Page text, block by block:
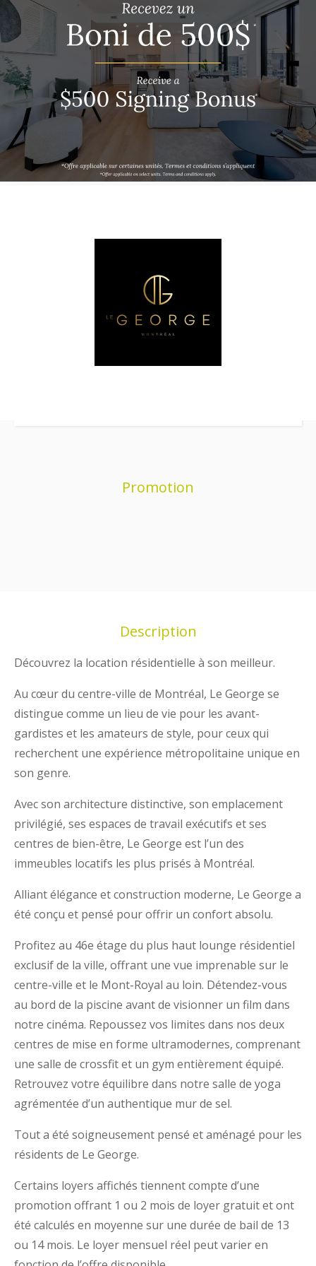
Promotion
Description
Découvrez la location résidentielle à son meilleur.
Au cœur du centre-ville de Montréal, Le George se
distingue comme un lieu de vie pour les avant-
gardistes et les amateurs de style, pour ceux qui
recherchent une expérience métropolitaine unique en
son genre.
Avec son architecture distinctive, son emplacement
privilégié, ses espaces de travail exécutifs et ses
centres de bien-être, Le George est l’un des
immeubles locatifs les plus prisés à Montréal.
Alliant élégance et construction moderne, Le George a
été conçu et pensé pour offrir un confort absolu.
Profitez au 46e étage du plus haut lounge résidentiel
exclusif de la ville, offrant une vue imprenable sur le
centre-ville et le Mont-Royal au loin. Détendez-vous
au bord de la piscine avant de visionner un film dans
notre cinéma. Repoussez vos limites dans nos deux
centres de mise en forme ultramodernes, comprenant
une salle de crossfit et un gym entièrement équipé.
Retrouvez votre équilibre dans notre salle de yoga
agrémentée d’un authentique mur de sel.
Tout a été soigneusement pensé et aménagé pour les
résidents de Le George.
Certains loyers affichés tiennent compte d’une
promotion offrant 1 ou 2 mois de loyer gratuit et ont
été calculés en moyenne sur une durée de bail de 13
ou 14 mois. Le loyer mensuel réel peut varier en